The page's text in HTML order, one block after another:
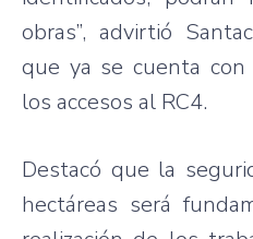
obras”, advirtió
que ya se cuenta con
los accesos al RC4.
Destacó que la
hectáreas será